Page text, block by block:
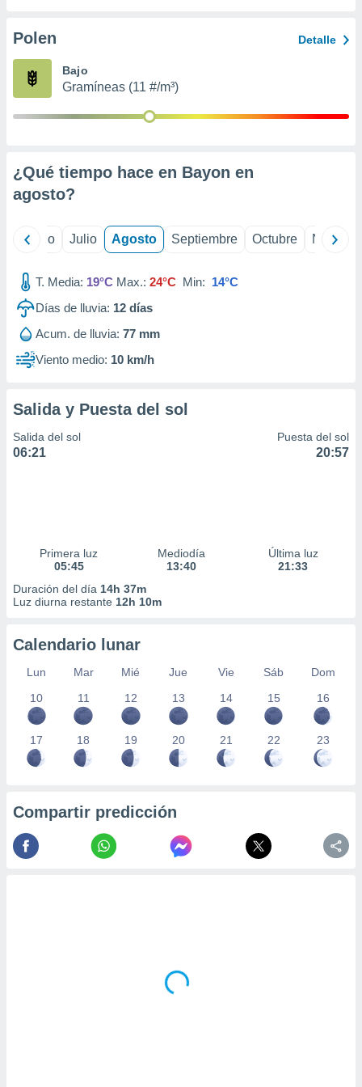
e
mediante
de
1199
Polen Detalle
Bajo
Gramíneas (11 #/m³)
¿Qué tiempo hace en Bayon en
agosto?
Junio Julio Agosto Septiembre Octubre
T. Media: 19°C Max.: 24°C Min: 14°C
Días de lluvia: 12 días
Acum. de lluvia: 77 mm
Viento medio: 10 km/h
Salida y Puesta del sol
Salida del sol
06:21
Puesta del sol
20:57
Primera luz
05:45
Mediodía
13:40
Última luz
21:33
Duración del día 14h 37m
Luz diurna restante 12h 10m
Calendario lunar
Lun Mar Mié Jue Vie Sáb
Dom
10
11 12 13 14 15 16
17 18 19 20 21 22 23
Compartir predicción